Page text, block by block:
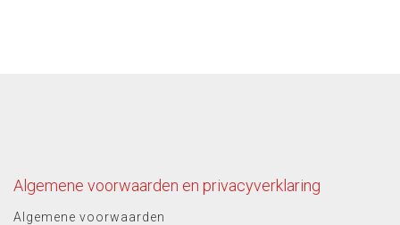
Algemene voorwaarden en privacyverklaring
Algemene voorwaarden